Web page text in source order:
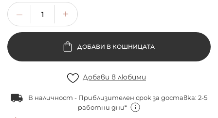
ДОБАВИ В КОШНИЦАТА
Добави в любими
В наличност - Приблизителен срок за доставка: 2-5
работни дни*